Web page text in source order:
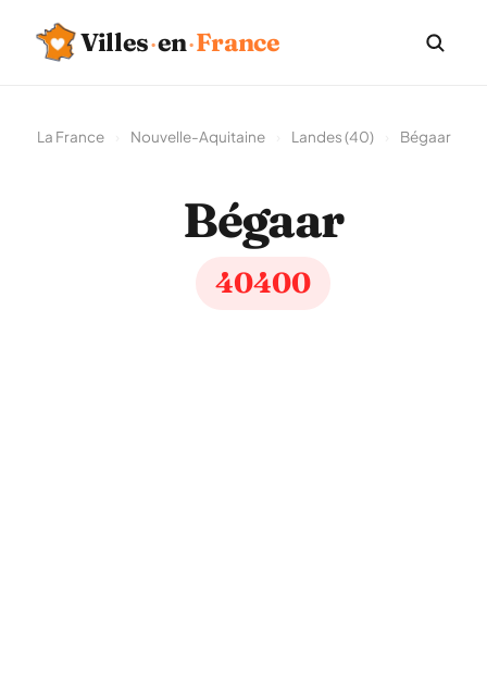
Villes·en·France
La France Nouvelle-Aquitaine Landes (40) Bégaar
Bégaar
40400